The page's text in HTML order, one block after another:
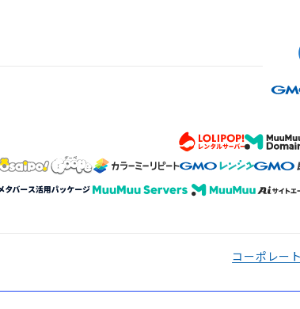
コーポレー